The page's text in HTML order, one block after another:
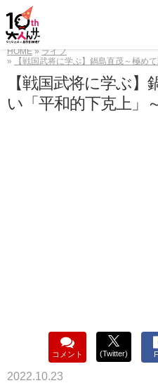
HOME
ライフ
【戦国武将に学ぶ】鍋島直茂～極め
【戦国武将に学ぶ】
い「平和的下克上」
コメント (Twitter)
2022.10.23